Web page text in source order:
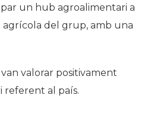
un hub agroalimentari a
agrícola del grup, amb una
valorar positivament
referent al país.